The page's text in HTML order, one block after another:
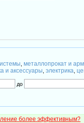
металлопрокат и
и аксессуары электрика
до
более эффективным?